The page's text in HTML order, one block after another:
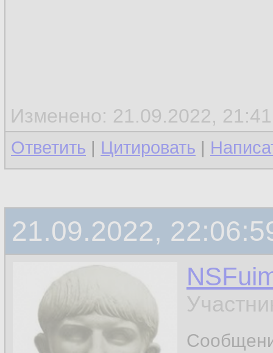
Изменено: 21.09.2022,
Ответить | Цитировать |
21.09.2022,